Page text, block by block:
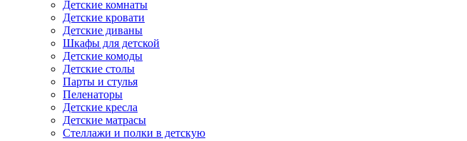
Детские комнаты
Детские кровати
Детские диваны
Шкафы для детской
Детские комоды
Детские столы
Парты и стулья
Пеленаторы
Детские кресла
Детские матрасы
Стеллажи и полки в детскую